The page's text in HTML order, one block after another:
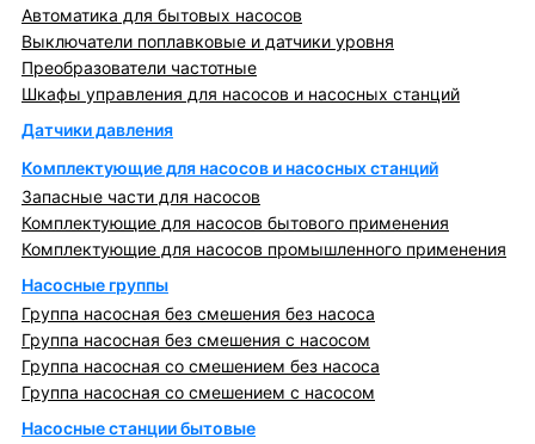
Автоматика для бытовых насосов
Выключатели поплавковые и датчики уровня
Преобразователи частотные
Шкафы управления для насосов и насосных станций
Датчики давления
Комплектующие для насосов и насосных станций
Запасные части для насосов
Комплектующие для насосов бытового применения
Комплектующие для насосов промышленного применения
Насосные группы
Группа насосная без смешения без насоса
Группа насосная без смешения с насосом
Группа насосная со смешением без насоса
Группа насосная со смешением с насосом
Насосные станции бытовые